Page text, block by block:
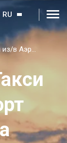
RU
Трансфер на Такси из/в Аэропорт Эдмонтона